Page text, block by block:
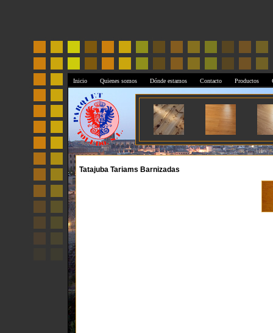
Inicio Quienes somos Dónde estamos Contacto Productos
Tatajuba Tariams Barnizadas